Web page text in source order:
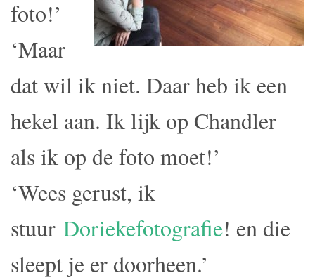
foto!’
‘Maar
dat wil ik niet. Daar heb ik een
hekel aan. Ik lijk op Chandler
als ik op de foto moet!’
‘Wees gerust, ik
stuur Doriekefotografie! en die
sleept je er doorheen.’